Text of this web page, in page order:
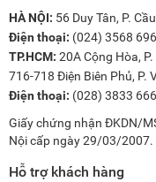
HÀ NỘI: 56 Duy Tân, P.
Điện thoại: (024) 3568
TP.HCM: 20A Cộng Hòa,
716-718 Điện Biên Phủ, P.
Điện thoại: (028) 3833
Giấy chứng nhận ĐKDN/
Nội cấp ngày 29/03/2007.
Hỗ trợ khách hàng